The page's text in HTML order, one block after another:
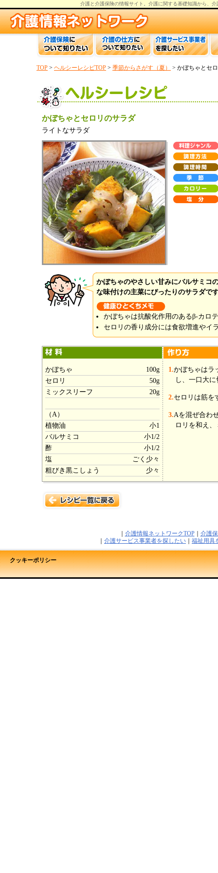
介護と介護保険の情報サイト。 介護に関する基礎知識から、 介
TOP > ヘルシーレシピTOP > 季節からさがす（夏） > かぼちゃとセ
かぼちゃとセロリのサラダ
ライトなサラダ
かぼちゃのやさしい甘みにバルサミコ
な味付けの主菜にぴったりのサラダで
かぼちゃは抗酸化作用のあるβ-カロ
セロリの香り成分には食欲増進やイ
かぼちゃ
100g
セロリ
50g
ミックスリーフ
20g
（A）
植物油
小1
バルサミコ
小1/2
酢
小1/2
塩
ごく少々
粗びき黒こしょう
少々
1.かぼちゃはラ
し、一口大
2.セロリは筋を
3.Aを混ぜ合わ
ロリを和え
介護情報ネットワークTOP｜ 介護
介護サービス事業者を探したい 福祉用具
クッキーポリシー